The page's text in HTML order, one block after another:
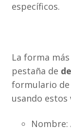
específicos.
La forma
pestaña de
formulario de
usando estos
Nombre: